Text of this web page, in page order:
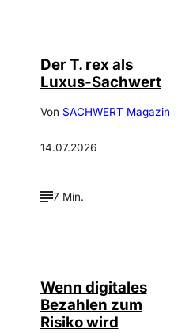
Der T. rex als
Luxus-Sachwert
Von SACHWERT Magazin
14.07.2026
7 Min.
Wenn digitales
Bezahlen zum
Risiko wird